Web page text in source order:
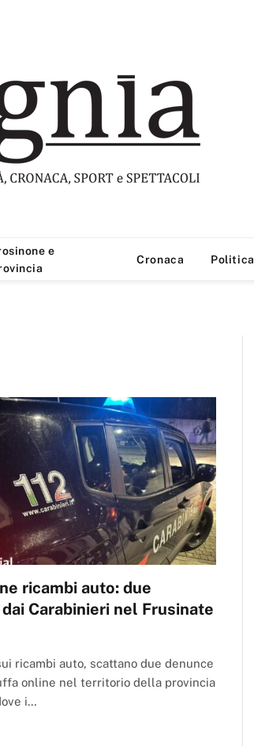
e
Cronaca Politica
ricambi auto: due
Carabinieri nel Frusinate
ricambi auto, scattano due denunce
online nel territorio della provincia
i…